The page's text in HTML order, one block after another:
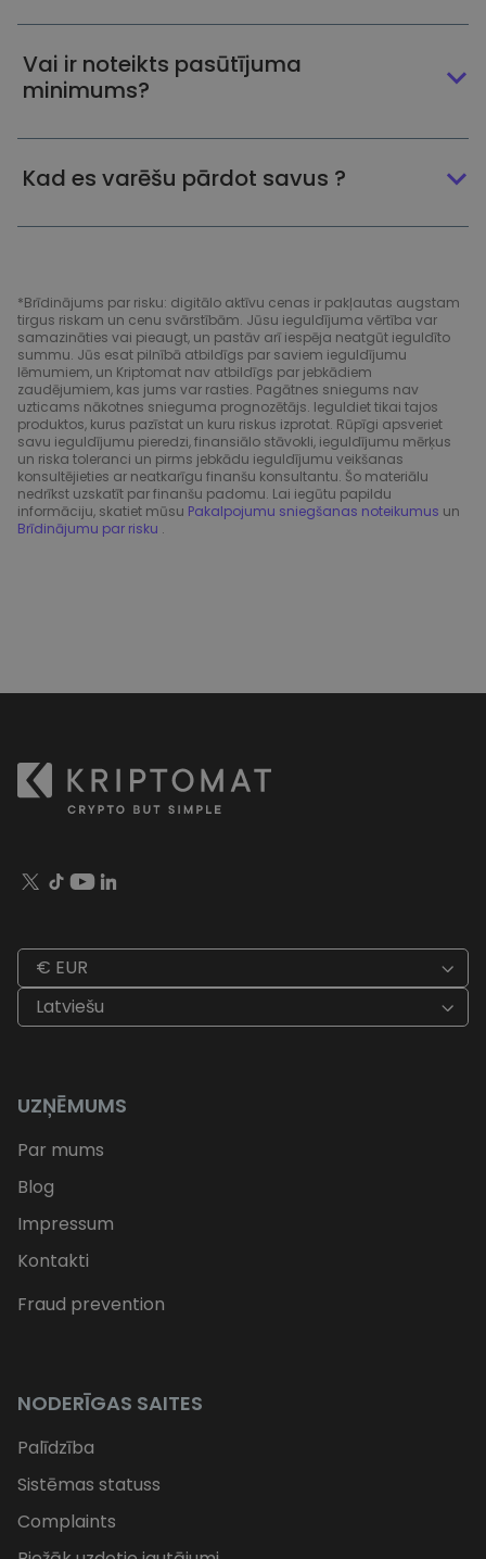
Vai ir noteikts pasūtījuma
minimums?
Kad es varēšu pārdot savus ?
*Brīdinājums par risku: digitālo aktīvu cenas ir pakļautas augstam
tirgus riskam un cenu svārstībām. Jūsu ieguldījuma vērtība var
samazināties vai pieaugt, un pastāv arī iespēja neatgūt ieguldīto
summu. Jūs esat pilnībā atbildīgs par saviem ieguldījumu
lēmumiem, un Kriptomat nav atbildīgs par jebkādiem
zaudējumiem, kas jums var rasties. Pagātnes sniegums nav
uzticams nākotnes snieguma prognozētājs. Ieguldiet tikai tajos
produktos, kurus pazīstat un kuru riskus izprotat. Rūpīgi apsveriet
savu ieguldījumu pieredzi, finansiālo stāvokli, ieguldījumu mērķus
un riska toleranci un pirms jebkādu ieguldījumu veikšanas
konsultējieties ar neatkarīgu finanšu konsultantu. Šo materiālu
nedrīkst uzskatīt par finanšu padomu. Lai iegūtu papildu
informāciju, skatiet mūsu Pakalpojumu sniegšanas noteikumus un
Brīdinājumu par risku .
€ EUR
Latviešu
UZŅĒMUMS
Par mums
Blog
Impressum
Kontakti
Fraud prevention
NODERĪGAS SAITES
Palīdzība
Sistēmas statuss
Complaints